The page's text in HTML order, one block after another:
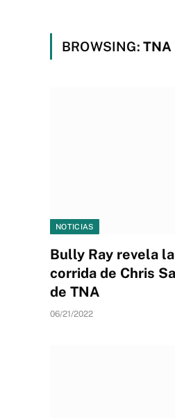
BROWSING: TNA
NOTICIAS
Bully Ray revela
corrida de Chris
de TNA
06/21/2022